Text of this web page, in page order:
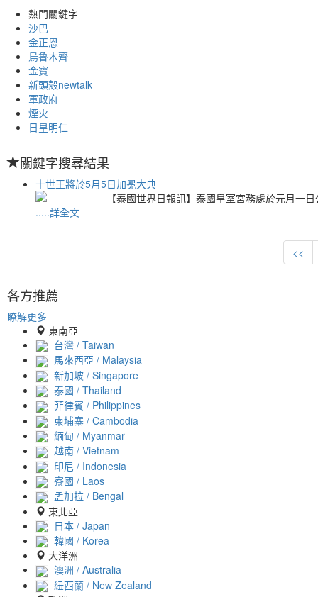
熱門關鍵字
沙巴
金正恩
烏魯木齊
金寶
新頭殼newtalk
軍政府
煙火
日皇明仁
關鍵字搜尋結果
十世王將於5月5日加冕大典
【泰國世界日報訊】泰國皇室宮務處於元月一
.....詳全文
<<
各方推薦
瞭解更多
東南亞
台灣 / Taiwan
馬來西亞 / Malaysia
新加坡 / Singapore
泰國 / Thailand
菲律賓 / Philippines
柬埔寨 / Cambodia
緬甸 / Myanmar
越南 / Vietnam
印尼 / Indonesia
寮國 / Laos
孟加拉 / Bengal
東北亞
日本 / Japan
韓國 / Korea
大洋洲
澳洲 / Australia
紐西蘭 / New Zealand